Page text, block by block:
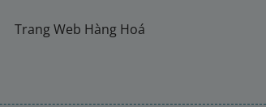
Trang Web Hàng Hoá